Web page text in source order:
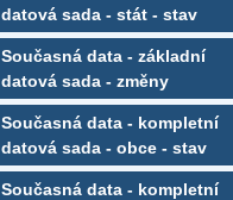
datová sada - stát - stav
Současná data - základní
datová sada - změny
Současná data - kompletní
datová sada - obce - stav
Současná data - kompletní